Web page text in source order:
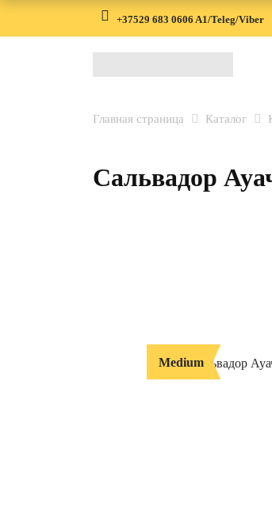
+37529 683 0606 A1/Teleg/Viber
Главная страница Каталог
Сальвадор
Medium